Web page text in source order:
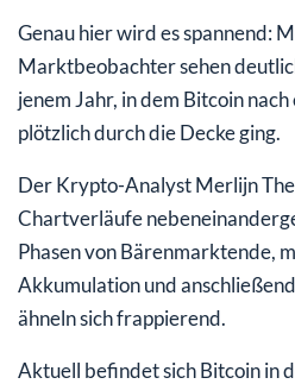
Genau hier wird es spannend:
Marktbeobachter sehen
jenem Jahr, in dem Bitcoin
plötzlich durch die Decke ging.
Der Krypto-Analyst Merlijn
Chartverläufe
Phasen von Bärenmarktende,
Akkumulation und
ähneln sich frappierend.
Aktuell befindet sich Bitcoin in